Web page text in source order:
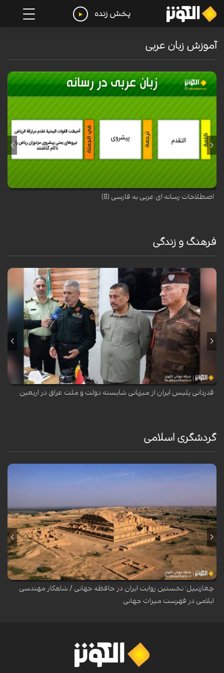
پخش زنده
آموزش زبان عربی
اصطلاحات رسانه ای عربی به فارسی (8)
فرهنگ و زندگی
سردار سردار‌ محمد شرفی‌ فرمانده قرارگاه اربعین فراجا، در پایان مأموریت بزرگ
اربعین حسینی در پایانه مرزی شهید سلیمانی مهران، میزبان هیأت عراقی و
قدردانی پلیس ایران از میزبانی شایسته‌ دولت و ملت عراق در اربعین
گردشگری اسلامی
چهل‌وهشتمین اجلاس کمیته میراث جهانی یونسکو در بوسان، فرصتی دوباره
برای بازخوانی گنجینه گرانبهای میراث فرهنگی ایران فراهم آورده است؛ میراثی
که نخستین گ...
چغازنبیل؛ نخستین روایت ایران در حافظه جهانی / شاهکار مهندسی
ایلامی در فهرست میراث جهانی